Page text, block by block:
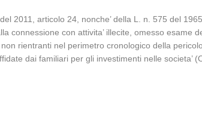
2011, articolo 24, nonche’ della L. n. 575 del
con attivita’ illecite, omesso esame
rientranti nel perimetro cronologico della
dai familiari per gli investimenti nelle societa’